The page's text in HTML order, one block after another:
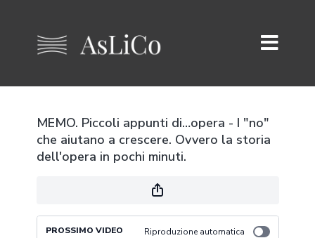
MEMO. Piccoli appunti di…opera - I "no"
che aiutano a crescere. Ovvero la storia
dell'opera in pochi minuti.
PROSSIMO VIDEO Riproduzione automatica